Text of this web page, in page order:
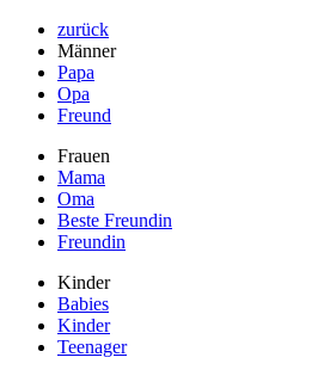
zurück
Männer
Papa
Opa
Freund
Frauen
Mama
Oma
Beste Freundin
Freundin
Kinder
Babies
Kinder
Teenager